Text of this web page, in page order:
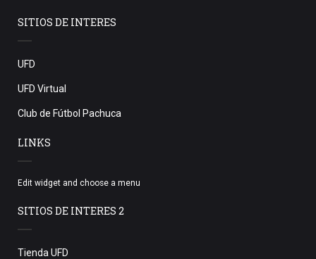
SITIOS DE INTERES
UFD
UFD Virtual
Club de Fútbol Pachuca
LINKS
Edit widget and choose a menu
SITIOS DE INTERES 2
Tienda UFD